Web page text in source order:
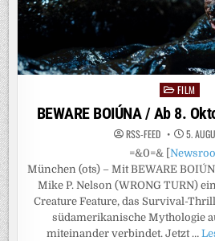
Posted
in
FILM
BEWARE BOIÚNA / Ab 8.
RSS-FEED 5.
=&0=& [
München (ots) – Mit BEWARE
Mike P. Nelson (WRONG TURN)
Creature Feature, das Survival-
südamerikanische Mythologie
miteinander verbindet. Jetzt …